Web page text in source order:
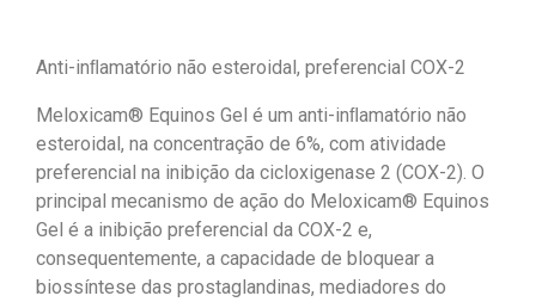
Anti-inﬂamatório não esteroidal, preferencial COX-2
Meloxicam® Equinos Gel é um anti-inﬂamatório não
esteroidal, na concentração de 6%, com atividade
preferencial na inibição da cicloxigenase 2 (COX-2). O
principal mecanismo de ação do Meloxicam® Equinos
Gel é a inibição preferencial da COX-2 e,
consequentemente, a capacidade de bloquear a
biossíntese das prostaglandinas, mediadores do